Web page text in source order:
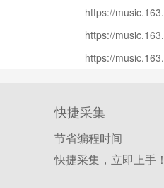
https://
https://
https://
快捷采集
节省编程时间
快捷采集，立即上手！